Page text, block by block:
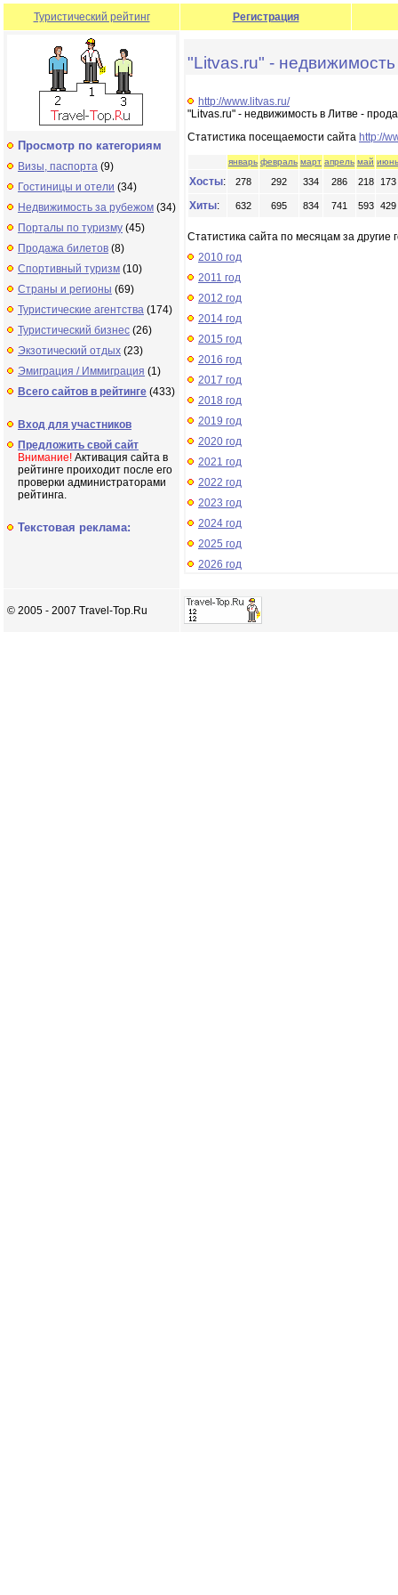
Туристический рейтинг Регистрация
Просмотр по категориям
Визы, паспорта (9)
Гостиницы и отели (34)
Недвижимость за рубежом (34)
Порталы по туризму (45)
Продажа билетов (8)
Спортивный туризм (10)
Страны и регионы (69)
Туристические агентства (174)
Туристический бизнес (26)
Экзотический отдых (23)
Эмиграция / Иммиграция (1)
Всего сайтов в рейтинге (433)
Вход для участников
Предложить свой сайт
Внимание! Активация сайта в
рейтинге проиходит после его
проверки администраторами
рейтинга.
Текстовая реклама:
"Litvas.ru" -
http://www.litvas.ru/
"Litvas.ru" - недвижимость в Литве -
Статистика посещаемости сайта http://
январь февраль март апрель май июнь
Хосты: 278 292 334 286 218 173
Хиты: 632 695 834 741 593 429
Статистика сайта по месяцам за другие
2010 год
2011 год
2012 год
2014 год
2015 год
2016 год
2017 год
2018 год
2019 год
2020 год
2021 год
2022 год
2023 год
2024 год
2025 год
2026 год
© 2005 - 2007 Travel-Top.Ru